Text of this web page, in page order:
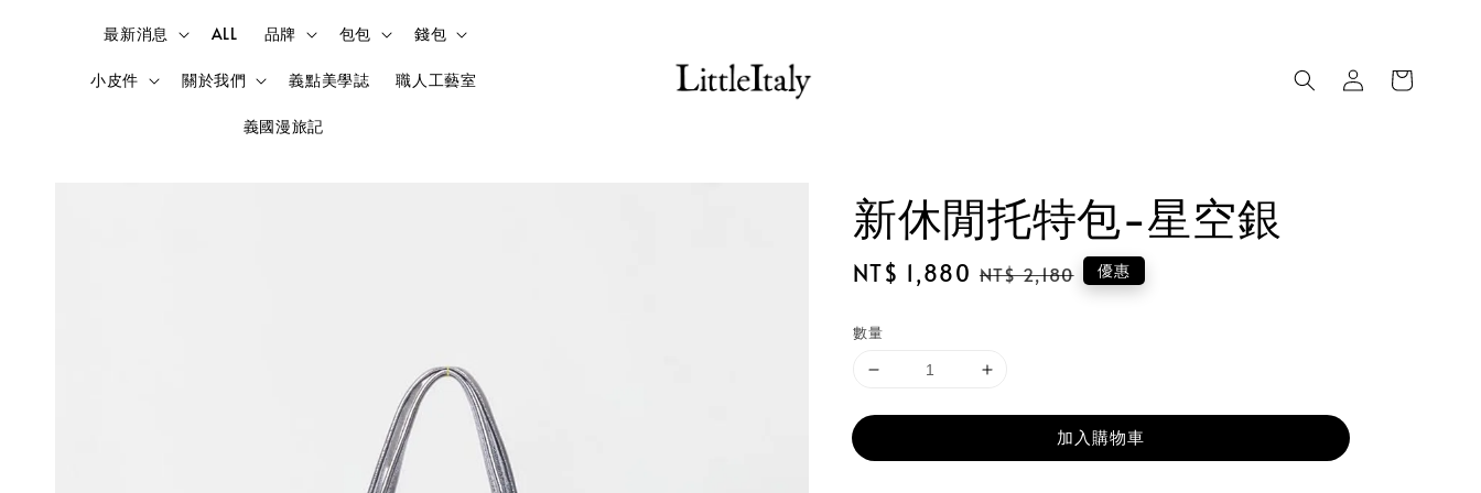
最新消息 ALL 品牌 包包 錢包
小皮件 關於我們 義點美學誌 職人工藝室
義國漫旅記
新休閒托特包-星空銀
Sale
NT$ 1,880 Regular
NT$ 2,180 優惠
數量
加入購物車